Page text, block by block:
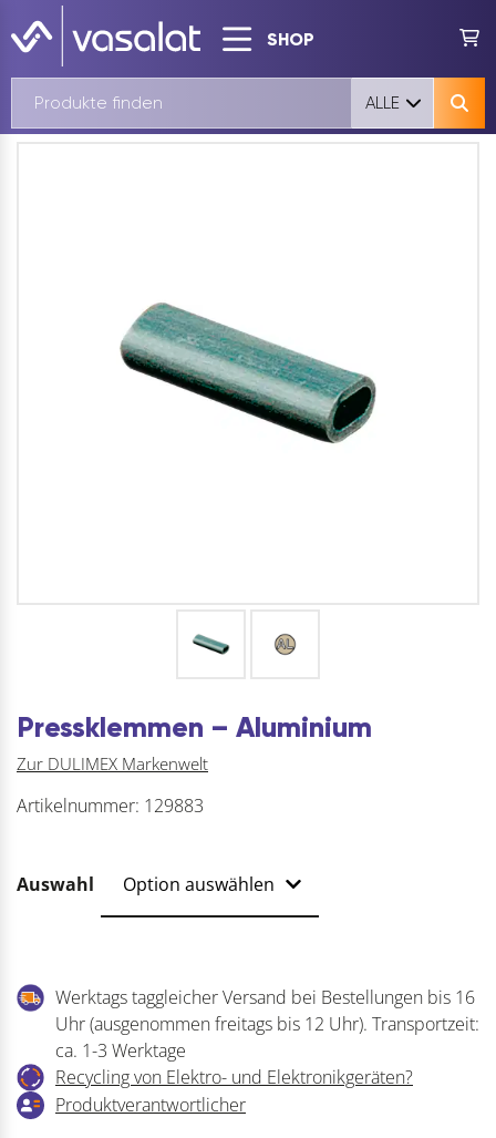
SHOP
ALLE
Pressklemmen – Aluminium
Zur DULIMEX Markenwelt
Artikelnummer: 129883
Auswahl
Werktags taggleicher Versand bei Bestellungen bis 16
Uhr (ausgenommen freitags bis 12 Uhr). Transportzeit:
ca. 1-3 Werktage
Recycling von Elektro- und Elektronikgeräten?
Produktverantwortlicher